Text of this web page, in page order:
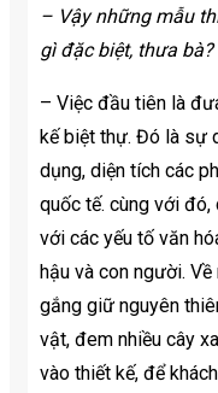
– Vậy những mẫu
gì đặc biệt, thưa bà?
– Việc đầu tiên là
kế biệt thự. Đó là sự
dụng, diện tích các
quốc tế. cùng với
với các yếu tố văn
hậu và con người.
gắng giữ nguyên
vật, đem nhiều cây
vào thiết kế, để